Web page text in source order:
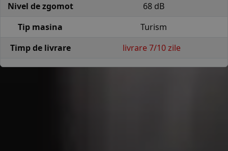
Nivel de zgomot
68 dB
Tip masina
Turism
Timp de livrare
livrare 7/10 zile